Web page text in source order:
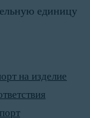
единицу
на изделие